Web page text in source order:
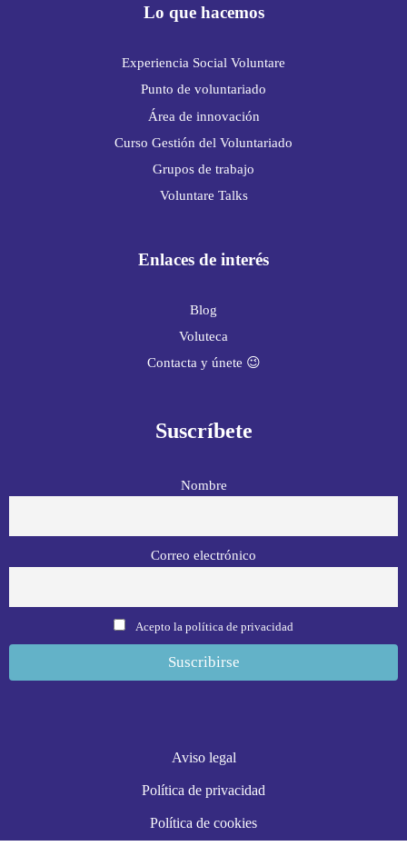
Lo que hacemos
Experiencia Social Voluntare
Punto de voluntariado
Área de innovación
Curso Gestión del Voluntariado
Grupos de trabajo
Voluntare Talks
Enlaces de interés
Blog
Voluteca
Contacta y únete 😉
Suscríbete
Nombre
Correo electrónico
Acepto la política de privacidad
Aviso legal
Política de privacidad
Política de cookies